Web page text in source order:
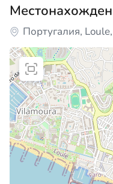
Португалия,